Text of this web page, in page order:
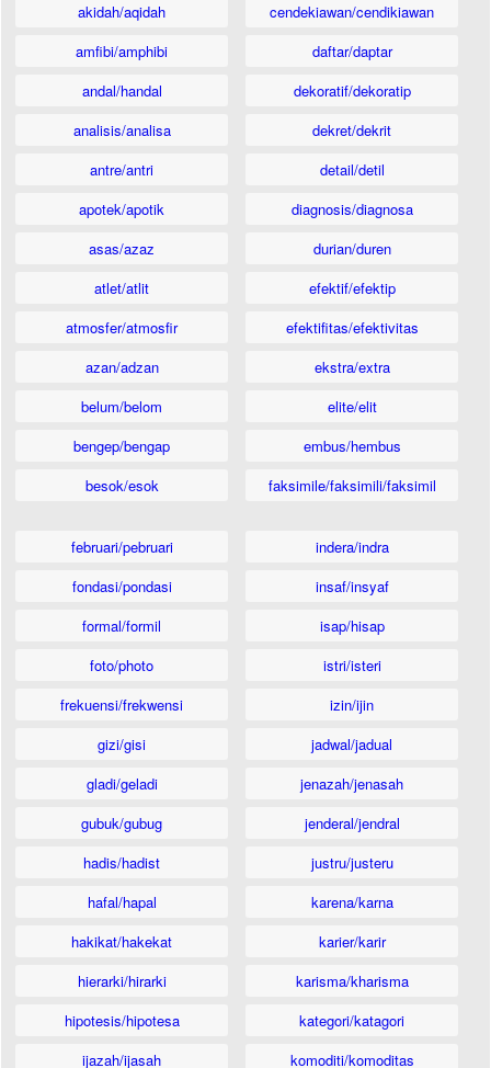
akidah/aqidah
amfibi/amphibi
andal/handal
analisis/analisa
antre/antri
apotek/apotik
asas/azaz
atlet/atlit
atmosfer/atmosfir
azan/adzan
belum/belom
bengep/bengap
besok/esok
cendekiawan/cendikiawan
daftar/daptar
dekoratif/dekoratip
dekret/dekrit
detail/detil
diagnosis/diagnosa
durian/duren
efektif/efektip
efektifitas/efektivitas
ekstra/extra
elite/elit
embus/hembus
faksimile/faksimili/faksimil
februari/pebruari
fondasi/pondasi
formal/formil
foto/photo
frekuensi/frekwensi
gizi/gisi
gladi/geladi
gubuk/gubug
hadis/hadist
hafal/hapal
hakikat/hakekat
hierarki/hirarki
hipotesis/hipotesa
ijazah/ijasah
indera/indra
insaf/insyaf
isap/hisap
istri/isteri
izin/ijin
jadwal/jadual
jenazah/jenasah
jenderal/jendral
justru/justeru
karena/karna
karier/karir
karisma/kharisma
kategori/katagori
komoditi/komoditas